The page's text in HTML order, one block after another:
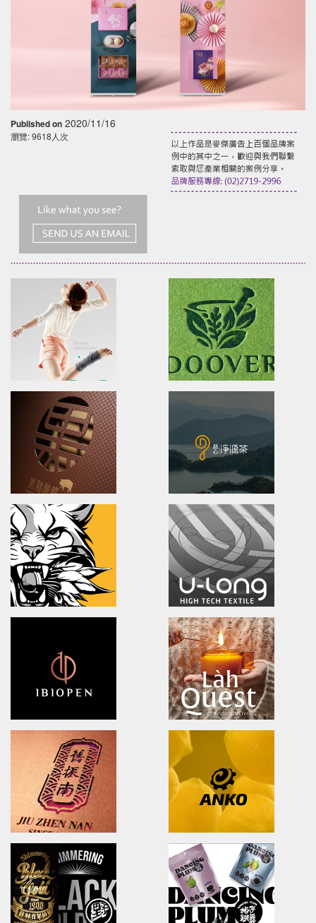
Published on 2020/11/16
瀏覽: 9618人次
OPPO MEDICAL
Advertising/Poster Design/Print
歐柏醫療/全球主視覺/產品策略/海報設計
DOOVER
Brand
茶裡藏醫/品牌策略/包裝設計/品牌
logo Design/Packaging Design
黑橋牌黑豬秘饌/產品識別/包裝設計/LOGO設計
Ching Yuan tea
brand identity/logo design/
慈心淨源茶/品牌探索.識別/包裝設
NA LIAN BADMINTON TEAM
brand identity/logo design
澄涼羽毛球隊/品牌識別形象策略
U-long
brand identity/logo design/
友良紡織/品牌識別/包裝設計/行銷
ibiopen
brand identity/logo design/packaging
ibiopen/品牌識別/包裝設計/行銷規範
LahQuest
LahQuest
哈囉地球/品牌形象識別/減碳包裝